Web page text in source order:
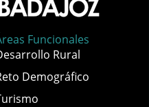
Funcionales
Rural
Demográfico